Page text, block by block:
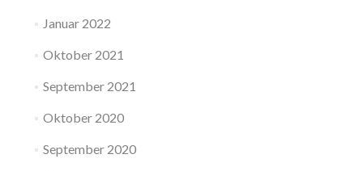
Januar 2022
Oktober 2021
September 2021
Oktober 2020
September 2020